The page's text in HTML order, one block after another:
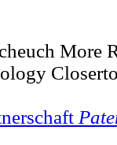
More